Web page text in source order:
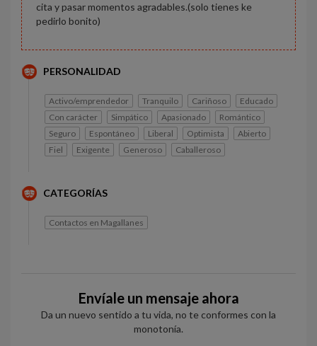
cita y pasar momentos agradables.(solo tienes ke
pedirlo bonito)
PERSONALIDAD
Activo/emprendedor Tranquilo Cariñoso
Educado
Con carácter
Simpático Apasionado
Romántico
Seguro
Espontáneo Liberal Optimista
Abierto
Fiel
Exigente Generoso Caballeroso
CATEGORÍAS
Contactos en Magallanes
Envíale un mensaje ahora
Da un nuevo sentido a tu vida, no te conformes con la
monotonía.